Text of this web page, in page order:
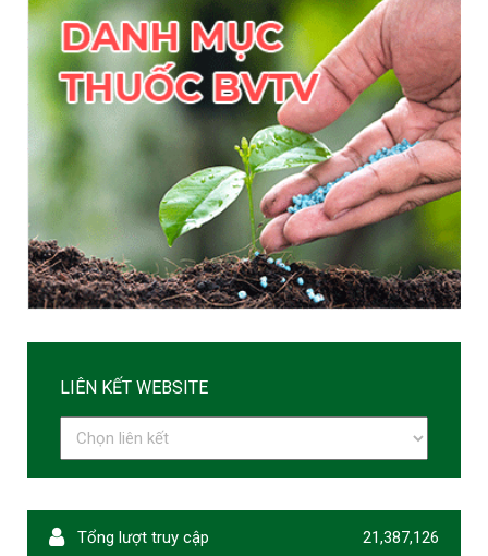
LIÊN KẾT WEBSITE
Tổng lượt truy cập 21,387,126